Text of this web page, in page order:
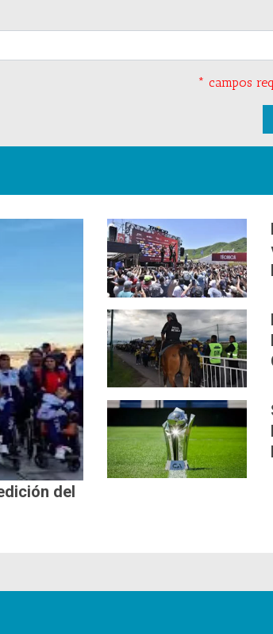
* campos
del